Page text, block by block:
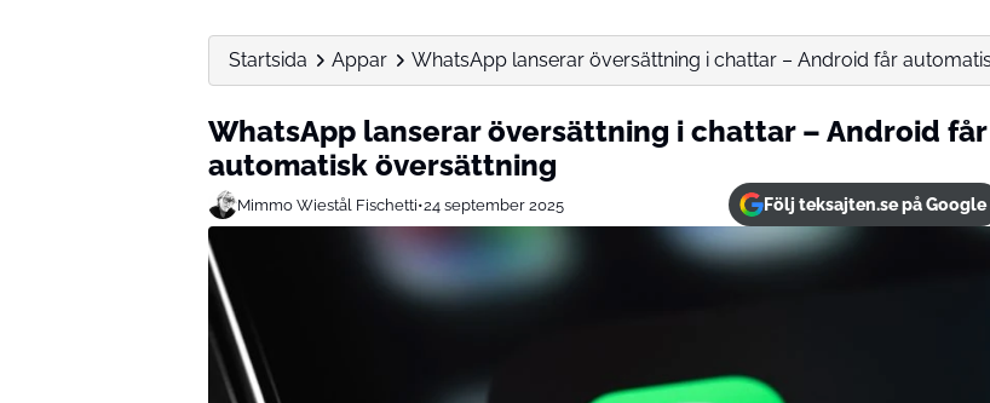
Startsida Appar WhatsApp lanserar översättning i chattar – Android får
WhatsApp lanserar översättning i chattar – Android får
automatisk översättning
Mimmo Wiestål Fischetti•24 september 2025 Följ teksajten.se på Google